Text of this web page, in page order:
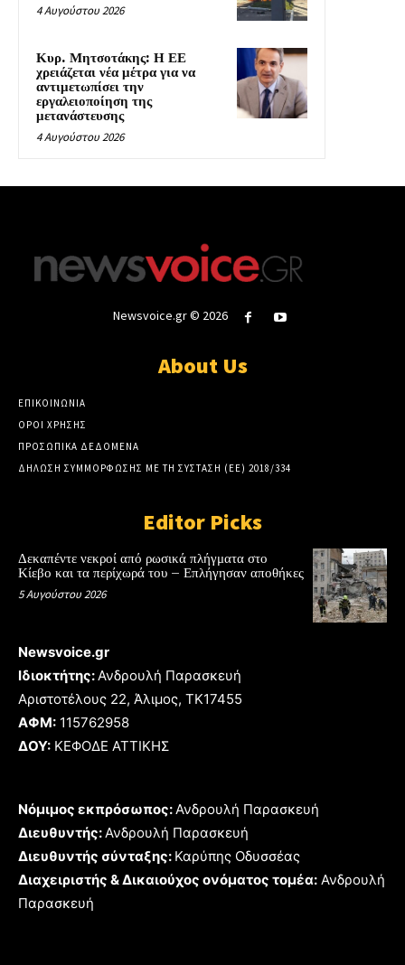
4 Αυγούστου 2026
Κυρ. Μητσοτάκης: Η ΕΕ
χρειάζεται νέα μέτρα για να
αντιμετωπίσει την
εργαλειοποίηση της
μετανάστευσης
4 Αυγούστου 2026
Newsvoice.gr © 2026
About Us
ΕΠΙΚΟΙΝΩΝΙΑ
ΟΡΟΙ ΧΡΗΣΗΣ
ΠΡΟΣΩΠΙΚΑ ΔΕΔΟΜΕΝΑ
ΔΗΛΩΣΗ ΣΥΜΜΟΡΦΩΣΗΣ ΜΕ ΤΗ ΣΥΣΤΑΣΗ (ΕΕ) 2018/334
Editor Picks
Δεκαπέντε νεκροί από ρωσικά πλήγματα στο
Κίεβο και τα περίχωρά του – Επλήγησαν αποθήκες
5 Αυγούστου 2026
Newsvoice.gr
Ιδιοκτήτης:Ανδρουλή Παρασκευή
Αριστοτέλους 22, Άλιμος, TK17455
ΑΦΜ: 115762958
ΔΟΥ: ΚΕΦΟΔΕ ΑΤΤΙΚΗΣ
Νόμιμος εκπρόσωπος:Ανδρουλή Παρασκευή
Διευθυντής:Ανδρουλή Παρασκευή
Διευθυντής σύνταξης: Καρύπης Οδυσσέας
Διαχειριστής & Δικαιούχος ονόματος τομέα: Ανδρουλή
Παρασκευή